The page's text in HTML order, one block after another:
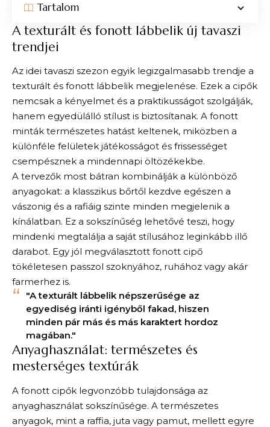
Tartalom
A texturált és fonott lábbelik új tavaszi
trendjei
Az idei tavaszi szezon egyik legizgalmasabb trendje a
texturált és fonott lábbelik megjelenése. Ezek a cipők
nemcsak a kényelmet és a praktikusságot szolgálják,
hanem egyedülálló stílust is biztosítanak. A fonott
minták természetes hatást keltenek, miközben a
különféle felületek játékosságot és frissességet
csempésznek a mindennapi öltözékekbe.
A tervezők most bátran kombinálják a különböző
anyagokat: a klasszikus bőrtől kezdve egészen a
vászonig és a rafiáig szinte minden megjelenik a
kínálatban. Ez a sokszínűség lehetővé teszi, hogy
mindenki megtalálja a saját stílusához leginkább illő
darabot. Egy jól megválasztott fonott cipő
tökéletesen passzol szoknyához, ruhához vagy akár
farmerhez is.
"A texturált lábbelik népszerűsége az
egyediség iránti igényből fakad, hiszen
minden pár más és más karaktert hordoz
magában."
Anyaghasználat: természetes és
mesterséges textúrák
A fonott cipők legvonzóbb tulajdonsága az
anyaghasználat sokszínűsége. A természetes
anyagok, mint a raffia, juta vagy pamut, mellett egyre